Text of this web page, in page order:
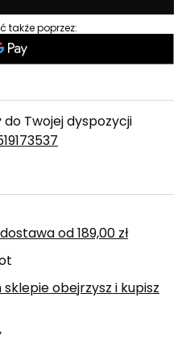
także poprzez:
Twojej dyspozycji
od 189,00 zł
obejrzysz i kupisz